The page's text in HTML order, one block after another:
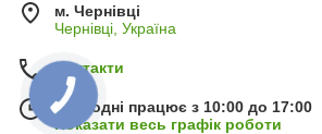
м. Чернівці
Чернівці, Україна
Контакти
Сьогодні працює з 10:00 до 17:00
Показати весь графік роботи